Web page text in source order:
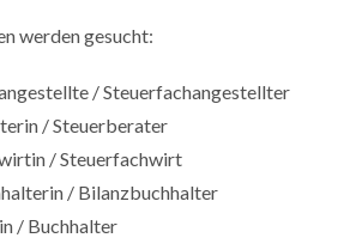
werden gesucht:
/ Steuerfachangestellter
/ Steuerberater
/ Steuerfachwirt
/ Bilanzbuchhalter
/ Buchhalter